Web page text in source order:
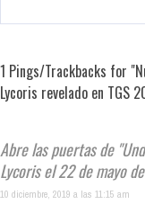
1 Pings/Trackbacks for
Lycoris revelado en TGS
Abre las puertas de
Lycoris el 22 de mayo
10 diciembre, 2019 a las 11:15 am